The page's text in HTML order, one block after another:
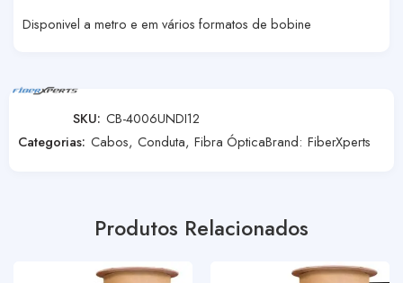
Disponivel a metro e em vários formatos de bobine
SKU: CB-4006UNDI12
Categorias: Cabos, Conduta, Fibra ÓpticaBrand: FiberXperts
Produtos Relacionados